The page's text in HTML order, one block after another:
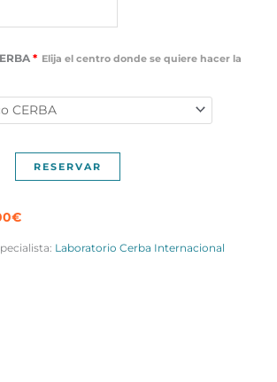
* Elija el centro donde se quiere hacer la
RESERVAR
€
Laboratorio Cerba Internacional